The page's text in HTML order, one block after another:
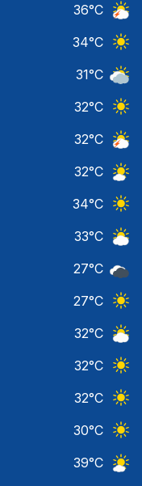
36°C
34°C
31°C
32°C
32°C
32°C
34°C
33°C
27°C
27°C
32°C
32°C
32°C
30°C
39°C